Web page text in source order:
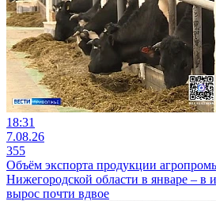
18:31
7.08.26
355
Объём экспорта продукции
Нижегородской области в январе – в
вырос почти вдвое